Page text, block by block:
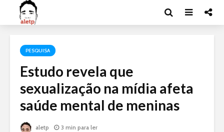
PESQUISA
Estudo revela que
sexualização na mídia afeta
saúde mental de meninas
aletp 3 min para ler